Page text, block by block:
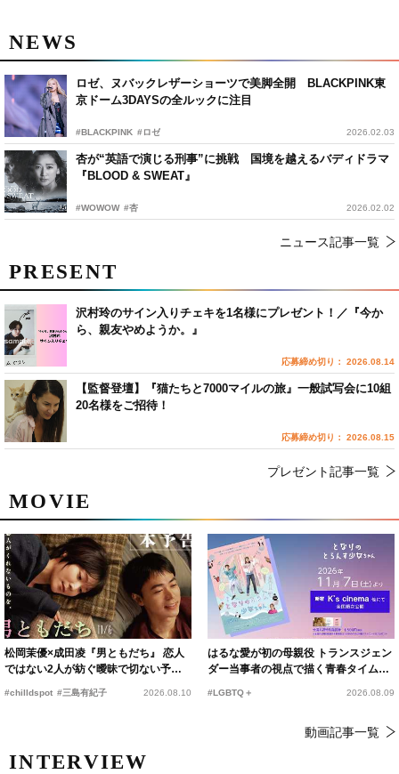
NEWS
ロゼ、ヌバックレザーショーツで美脚全開 BLACKPINK東
京ドーム3DAYSの全ルックに注目
#BLACKPINK #ロゼ 2026.02.03
杏が“英語で演じる刑事”に挑戦 国境を越えるバディドラマ
『BLOOD & SWEAT』
#WOWOW #杏 2026.02.02
ニュース記事一覧
MOVIE
松岡茉優×成田凌『男ともだち』 恋人
ではない2人が紡ぐ曖昧で切ない予告
#chilldspot #三島有紀子 2026.08.10
はるな愛が初の母親役 トランスジェン
ダー当事者の視点で描く青春タイムス
#LGBTQ＋ 2026.08.09
動画記事一覧
INTERVIEW
PRESENT
沢村玲のサイン入りチェキを1名様にプレゼント！／『今か
ら、親友やめようか。』
応募締め切り： 2026.08.14
【監督登壇】『猫たちと7000マイルの旅』一般試写会に10組
20名様をご招待！
応募締め切り： 2026.08.15
プレゼント記事一覧